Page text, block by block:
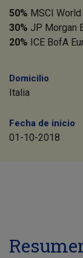
50% MSCI
30% JP Morgan
20% ICE BofA
Domicilio
Italia
Fecha de inicio
01-10-2018